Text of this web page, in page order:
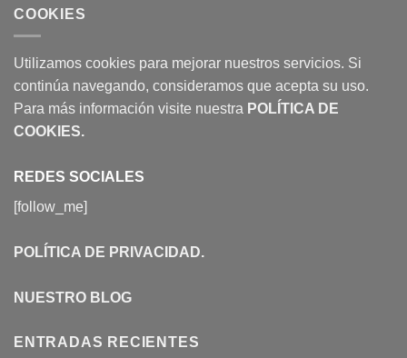
COOKIES
Utilizamos cookies para mejorar nuestros servicios. Si
continúa navegando, consideramos que acepta su uso.
Para más información visite nuestra POLÍTICA DE
COOKIES.
REDES SOCIALES
[follow_me]
POLÍTICA DE PRIVACIDAD.
NUESTRO BLOG
ENTRADAS RECIENTES